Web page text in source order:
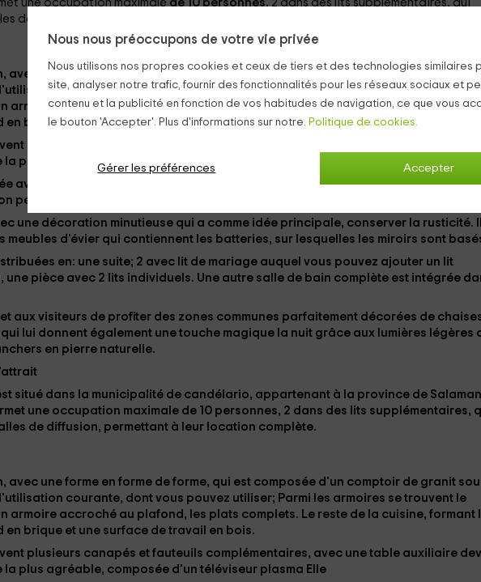
Nous nous préoccupons de votre vie privée
Nous utilisons nos propres cookies et ceux de tiers et des technologies similaires
site, analyser notre trafic, fournir des fonctionnalités pour les réseaux sociaux et
contenu et la publicité en fonction de vos habitudes de navigation, ce que vous
le bouton 'Accepter'. Plus d'informations sur notre. Politique de cookies.
Accepter
Gérer les préférences
une occupation maximale de 10 personnes, 2 dans des lits supplémentaires, qui
de diffusion, permettant à leur
avec une forme en forme de forme, qui est composée d'un comptoir de granit
courante, dont vous pouvez utiliser; Parmi les armoires se trouvent le
armoire accroché au plafond, lesplats complets. Le reste de la cuisine, formant
en brique et une surface de travail en bois.
plusieurs canapés et fauteuils complémentaires, avec une table auxiliaire
plus agréable, composée d'un
avec les zones précédentes et qui est composée d'une table en bois robuste,
peut également être vue.
une décoration minutieuse qui a comme idée principale, conserver la rusticité.
meubles d'évier qui contiennent les batteries, sur lesquelles les miroirs sont
en: une suite; 2 avec lit de mariage auquel vous pouvez ajouter un lit
une pièce avec 2 lits individuels. Une autre salle de bain complète est intégrée
aux visiteurs de profiter des zones communes parfaitement décorées de
lui donnent également une touche magique la nuit grâce aux lumières légères
en pierre naturelle.
situé dans la municipalité de candélario, appartenant à la province de
une occupation maximale de 10 personnes, 2 dans des lits supplémentaires,
de diffusion, permettant à leur location complète.
avec une forme en forme de forme, qui est composée d'un comptoir de granit
courante, dont vous pouvez utiliser; Parmi les armoires se trouvent le
armoire accroché au plafond, les plats complets. Le reste de la cuisine, formant
en brique et une surface de travail en bois.
plusieurs canapés et fauteuils complémentaires, avec une table auxiliaire
la plus agréable, composée d'un téléviseur plasma Elle